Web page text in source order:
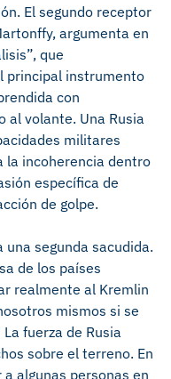
El segundo receptor
argumenta en
que
principal instrumento
con
al volante. Una Rusia
militares
incoherencia dentro
específica de
de golpe.
una segunda sacudida.
de los países
realmente al Kremlin
mismos si se
fuerza de Rusia
sobre el terreno. En
algunas personas en